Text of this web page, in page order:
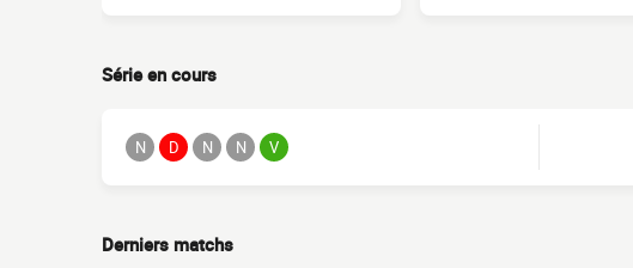
Série en cours
N D N N V
Derniers matchs